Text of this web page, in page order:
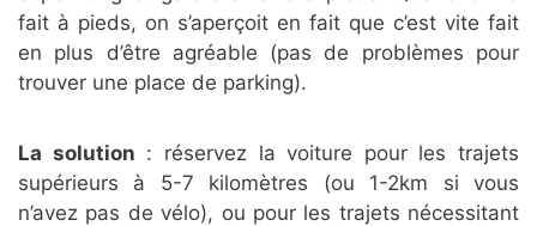
fait à pieds, on s’aperçoit en fait que c’est vite fait
en plus d’être agréable (pas de problèmes pour
trouver une place de parking).
La solution : réservez la voiture pour les trajets
supérieurs à 5-7 kilomètres (ou 1-2km si vous
n’avez pas de vélo), ou pour les trajets nécessitant